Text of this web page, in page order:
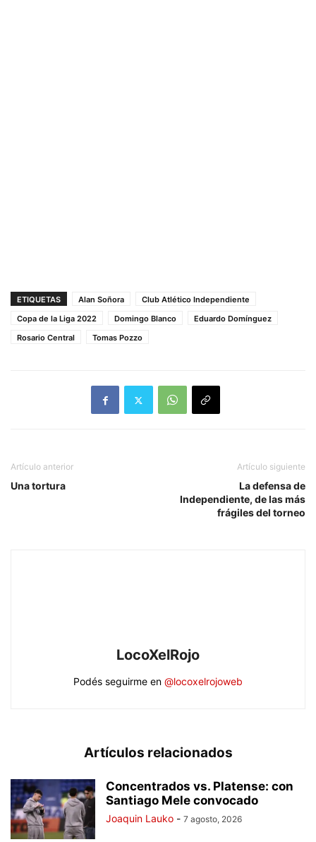
ETIQUETAS Alan Soñora
Club Atlético Independiente
Copa de la Liga 2022
Domingo Blanco
Eduardo Domínguez
Rosario Central
Tomas Pozzo
Artículo anterior
Una tortura
Artículo siguiente
La defensa de
Independiente, de las más
frágiles del torneo
LocoXelRojo
Podés seguirme en @locoxelrojoweb
Artículos relacionados
Concentrados vs. Platense: con
Santiago Mele convocado
Joaquin Lauko - 7 agosto, 2026